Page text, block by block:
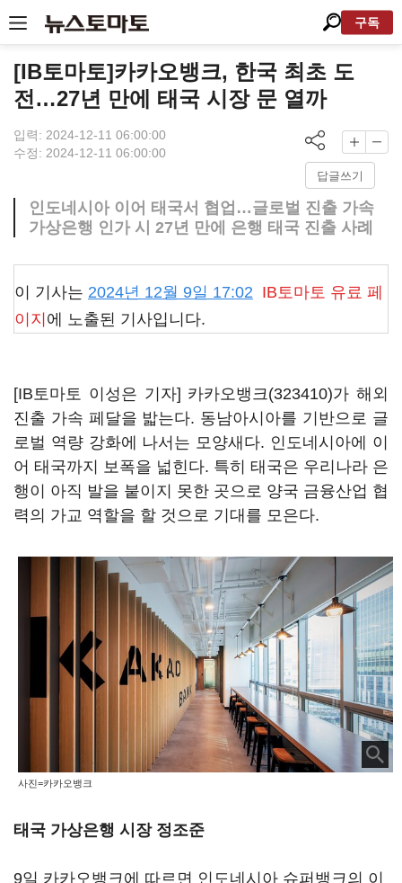
구독
[IB토마토]카카오뱅크, 한국 최초 도
전…27년 만에 태국 시장 문 열까
입력: 2024-12-11 06:00:00
수정: 2024-12-11 06:00:00
답글쓰기
인도네시아 이어 태국서 협업…글로벌 진출 가속
가상은행 인가 시 27년 만에 은행 태국 진출 사례
이 기사는 2024년 12월 9일 17:02 IB토마토 유료 페
이지 에 노출된 기사입니다.
[IB토마토 이성은 기자] 카카오뱅크(323410)가 해외
진출 가속 페달을 밟는다. 동남아시아를 기반으로 글
로벌 역량 강화에 나서는 모양새다. 인도네시아에 이
어 태국까지 보폭을 넓힌다. 특히 태국은 우리나라 은
행이 아직 발을 붙이지 못한 곳으로 양국 금융산업 협
력의 가교 역할을 할 것으로 기대를 모은다.
사진=카카오뱅크
태국 가상은행 시장 정조준
9일 카카오뱅크에 따르면 인도네시아 슈퍼뱅크의 이